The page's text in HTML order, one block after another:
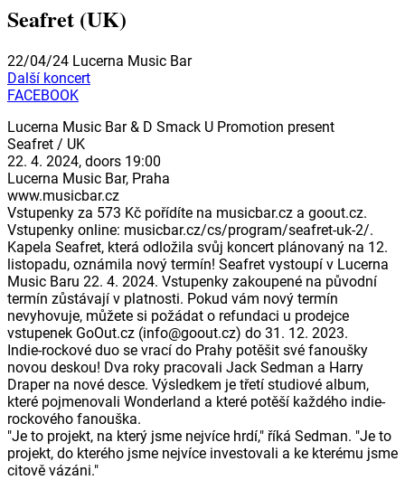
Seafret (UK)
22/04/24 Lucerna Music Bar
Další koncert
FACEBOOK
Lucerna Music Bar & D Smack U Promotion present
Seafret / UK
22. 4. 2024, doors 19:00
Lucerna Music Bar, Praha
www.musicbar.cz
Vstupenky za 573 Kč pořídíte na musicbar.cz a goout.cz.
Vstupenky online: musicbar.cz/cs/program/seafret-uk-2/.
Kapela Seafret, která odložila svůj koncert plánovaný na 12.
listopadu, oznámila nový termín! Seafret vystoupí v Lucerna
Music Baru 22. 4. 2024. Vstupenky zakoupené na původní
termín zůstávají v platnosti. Pokud vám nový termín
nevyhovuje, můžete si požádat o refundaci u prodejce
vstupenek GoOut.cz (info@goout.cz) do 31. 12. 2023.
Indie-rockové duo se vrací do Prahy potěšit své fanoušky
novou deskou! Dva roky pracovali Jack Sedman a Harry
Draper na nové desce. Výsledkem je třetí studiové album,
které pojmenovali Wonderland a které potěší každého indie-
rockového fanouška.
"Je to projekt, na který jsme nejvíce hrdí," říká Sedman. "Je to
projekt, do kterého jsme nejvíce investovali a ke kterému jsme
citově vázáni."